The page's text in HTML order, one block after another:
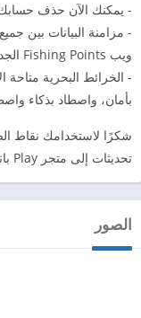
- يمكنك الآن حذف
- مزامنة البيانات بين
ويب Fishing Points الجديد
- الخرائط البحرية
بأمان، واصطاد بذكاء
شكرًا لاستخدامك نقاط
تحديثات إلى متجر Play بانتظام.
الصور